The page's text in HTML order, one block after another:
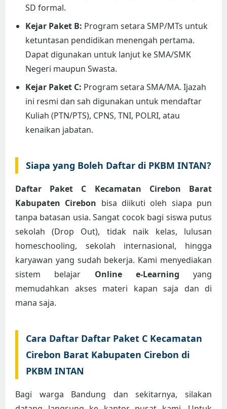
SD formal.
Kejar Paket B: Program setara SMP/MTs untuk
ketuntasan pendidikan menengah pertama.
Dapat digunakan untuk lanjut ke SMA/SMK
Negeri maupun Swasta.
Kejar Paket C: Program setara SMA/MA. Ijazah
ini resmi dan sah digunakan untuk mendaftar
Kuliah (PTN/PTS), CPNS, TNI, POLRI, atau
kenaikan jabatan.
Siapa yang Boleh Daftar di PKBM INTAN?
Daftar Paket C Kecamatan Cirebon Barat
Kabupaten Cirebon bisa diikuti oleh siapa pun
tanpa batasan usia. Sangat cocok bagi siswa putus
sekolah (Drop Out), tidak naik kelas, lulusan
homeschooling, sekolah internasional, hingga
karyawan yang sudah bekerja. Kami menyediakan
sistem belajar Online e-Learning yang
memudahkan akses materi kapan saja dan di
mana saja.
Cara Daftar Daftar Paket C Kecamatan
Cirebon Barat Kabupaten Cirebon di
PKBM INTAN
Bagi warga Bandung dan sekitarnya, silakan